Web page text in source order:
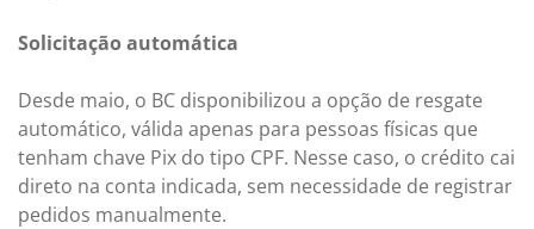
Solicitação automática
Desde maio, o BC disponibilizou a opção de resgate
automático, válida apenas para pessoas físicas que
tenham chave Pix do tipo CPF. Nesse caso, o crédito cai
direto na conta indicada, sem necessidade de registrar
pedidos manualmente.